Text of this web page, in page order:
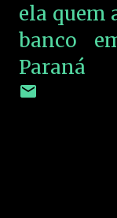
ela quem
banco
Paraná